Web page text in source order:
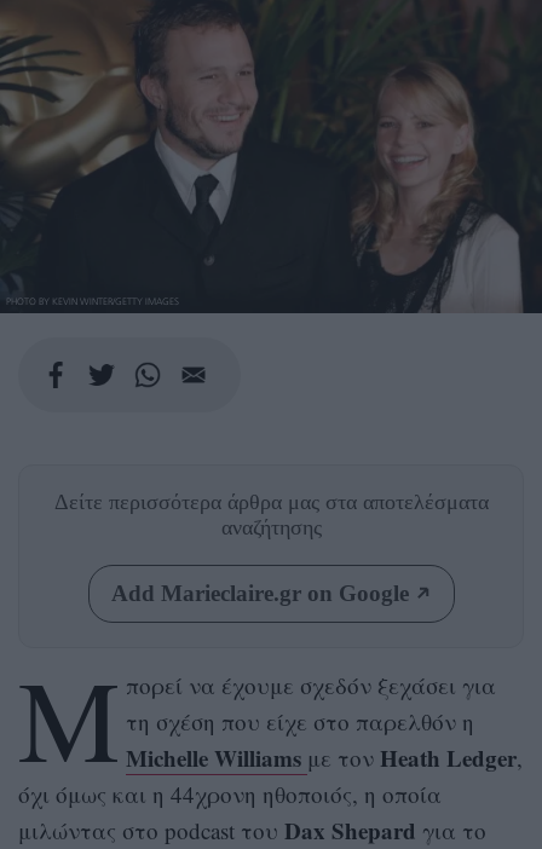
PHOTO BY KEVIN WINTER/GETTY IMAGES
Δείτε περισσότερα άρθρα μας στα αποτελέσματα
αναζήτησης
Add Marieclaire.gr on Google
Μ πορεί να έχουμε σχεδόν ξεχάσει για
τη σχέση που είχε στο παρελθόν η
Michelle Williams με τον Heath Ledger,
όχι όμως και η 44χρονη ηθοποιός, η οποία
μιλώντας στο podcast του Dax Shepard για το